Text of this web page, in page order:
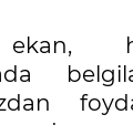
ekan,